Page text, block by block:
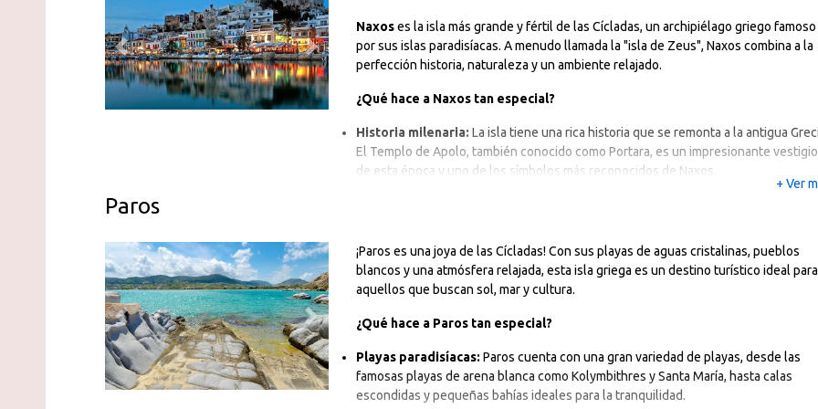
Previous Next
Naxoses la isla más grande y fértil de las Cícladas, un archipiélago griego famoso
por sus islas paradisíacas. A menudo llamada la "isla de Zeus", Naxos combina a la
perfección historia, naturaleza y un ambiente relajado.
¿Qué hace a Naxos tan especial?
Historia milenaria: La isla tiene una rica historia que se remonta a la antigua
El Templo de Apolo, también conocido como Portara, es un impresionante vestigio
de esta época y uno de los símbolos más reconocidos de Naxos.
+ Ver
Paros
Previous Next
¡Paros es una joya de las Cícladas! Con sus playas de aguas cristalinas, pueblos
blancos y una atmósfera relajada, esta isla griega es un destino turístico ideal para
aquellos que buscan sol, mar y cultura.
¿Qué hace a Paros tan especial?
Playas paradisíacas: Paros cuenta con una gran variedad de playas, desde las
famosas playas de arena blanca como Kolymbithres y Santa María, hasta calas
escondidas y pequeñas bahías ideales para la tranquilidad.